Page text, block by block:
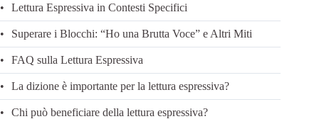
Lettura Espressiva in Contesti Specifici
Superare i Blocchi: “Ho una Brutta Voce” e Altri Miti
FAQ sulla Lettura Espressiva
La dizione è importante per la lettura espressiva?
Chi può beneficiare della lettura espressiva?